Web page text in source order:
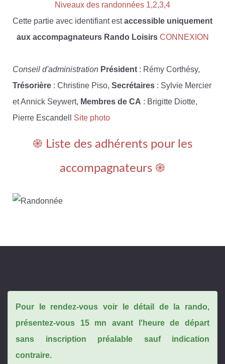
Niveaux des randonnées 1,2,3,4
Cette partie avec identifiant estaccessible uniquement
aux accompagnateurs Rando Loisirs CONNEXION
Conseil d'administration Président : Rémy Corthésy,
Trésorière : Christine Piso, Secrétaires : Sylvie Mercier
et Annick Seywert, Membres de CA : Brigitte Diotte,
Pierre Escandell Site photo
֎ Liste des adhérents pour les
accompagnateurs ֎
Pour le rendez-vous voir le détail de la rando,
présentez-vous 15 mn avant l'heure de départ
sans inscription préalable sauf indication
contraire.